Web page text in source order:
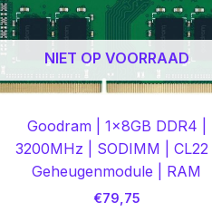
NIET OP VOORRAAD
Goodram | 1x8GB DDR4 |
3200MHz | SODIMM | CL22 |
Geheugenmodule | RAM
€79,75